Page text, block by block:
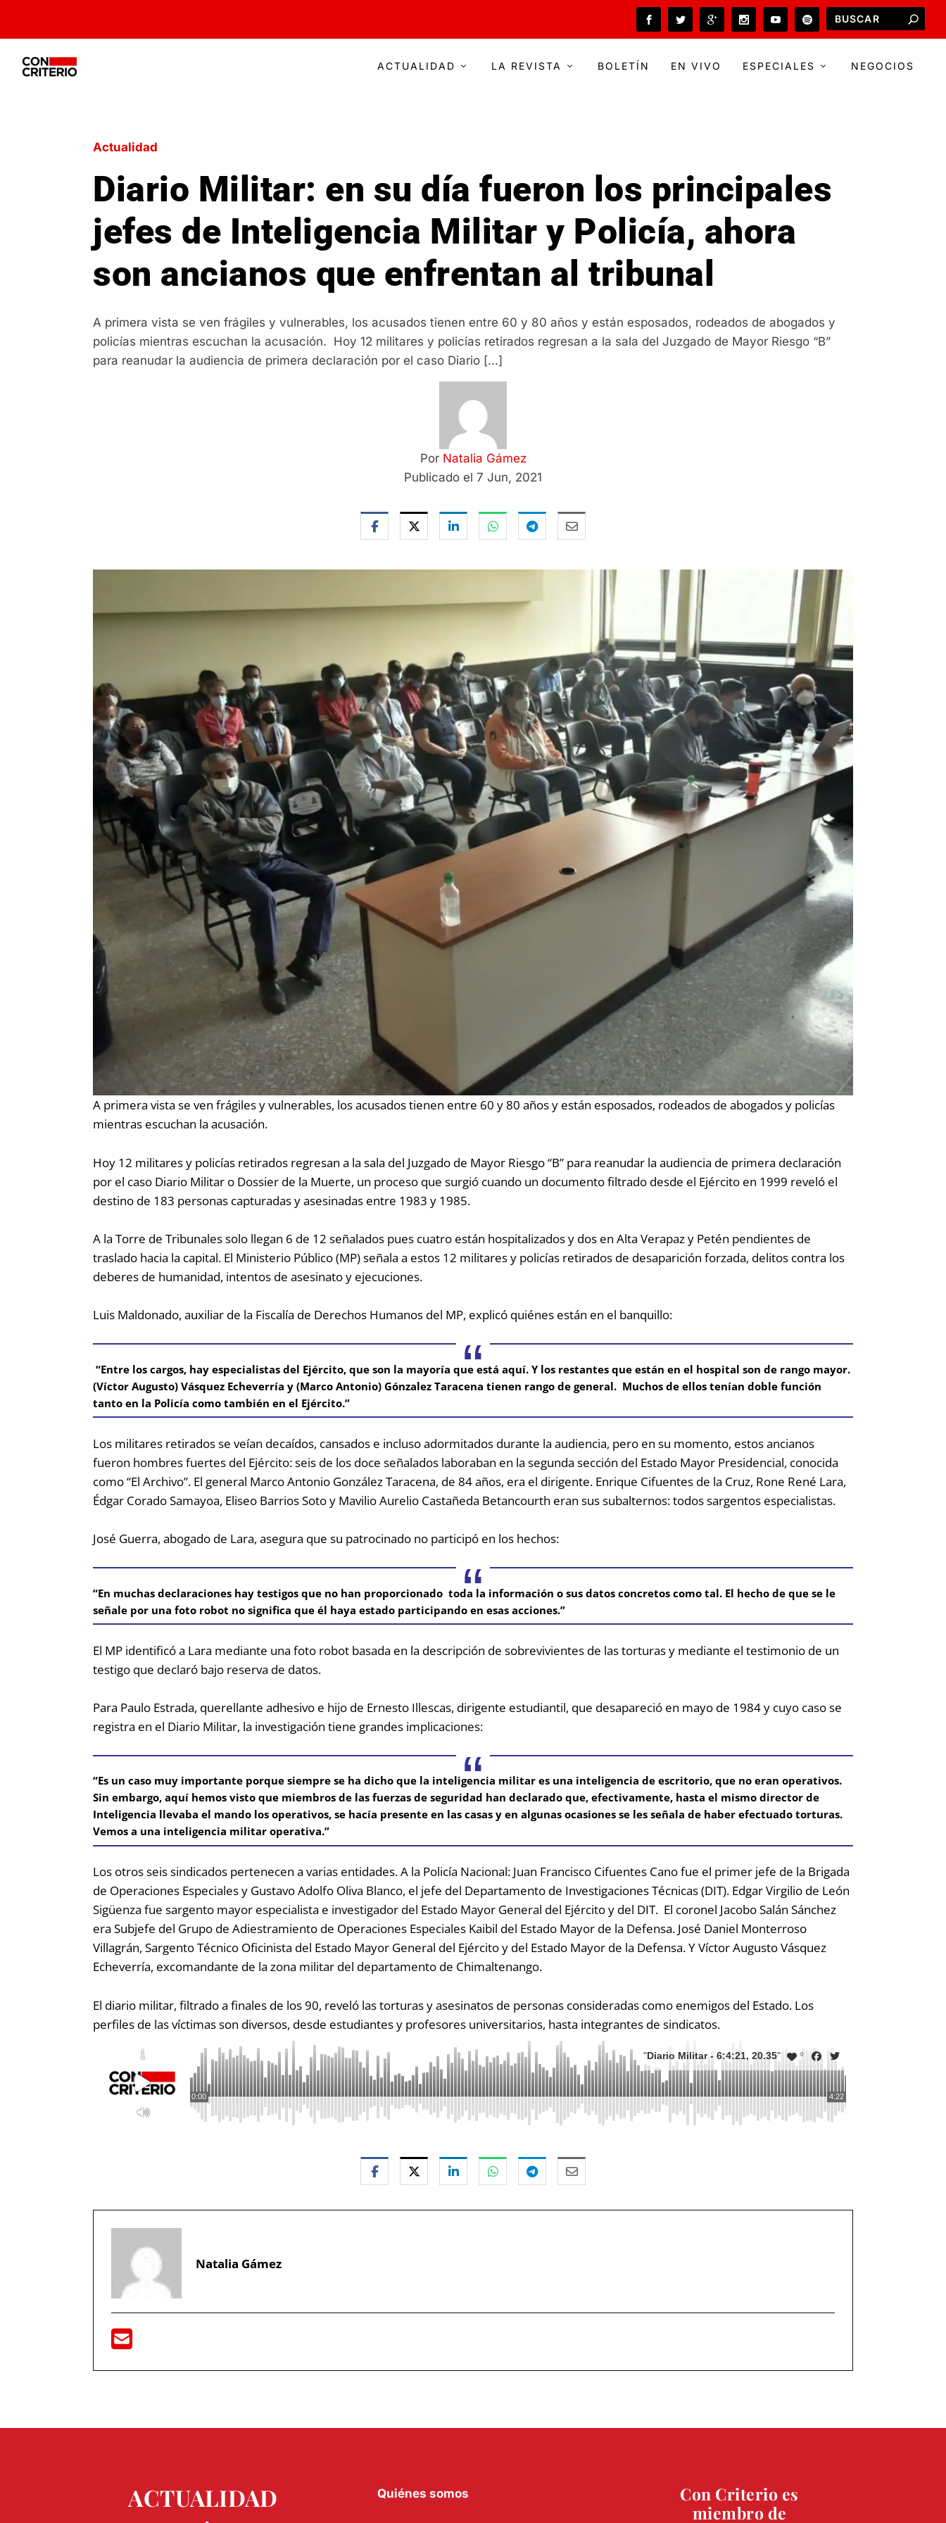
ACTUALIDAD LA REVISTA BOLETÍN EN VIVO ESPECIALES NEGOCIOS
Actualidad
Diario Militar: en su día fueron los principales
jefes de Inteligencia Militar y Policía, ahora
son ancianos que enfrentan al tribunal
A primera vista se ven frágiles y vulnerables, los acusados tienen entre 60 y 80 años y están esposados, rodeados de abogados y
policías mientras escuchan la acusación. Hoy 12 militares y policías retirados regresan a la sala del Juzgado de Mayor Riesgo “B”
para reanudar la audiencia de primera declaración por el caso Diario […]
Por Natalia Gámez
Publicado el 7 Jun, 2021
A primera vista se ven frágiles y vulnerables, los acusados tienen entre 60 y 80 años y están esposados, rodeados de abogados y policías
mientras escuchan la acusación.
Hoy 12 militares y policías retirados regresan a la sala del Juzgado de Mayor Riesgo “B” para reanudar la audiencia de primera declaración
por el caso Diario Militar o Dossier de la Muerte, un proceso que surgió cuando un documento filtrado desde el Ejército en 1999 reveló el
destino de 183 personas capturadas y asesinadas entre 1983 y 1985.
A la Torre de Tribunales solo llegan 6 de 12 señalados pues cuatro están hospitalizados y dos en Alta Verapaz y Petén pendientes de
traslado hacia la capital. El Ministerio Público (MP) señala a estos 12 militares y policías retirados de desaparición forzada, delitos contra los
deberes de humanidad, intentos de asesinato y ejecuciones.
Luis Maldonado, auxiliar de la Fiscalía de Derechos Humanos del MP, explicó quiénes están en el banquillo:
“Entre los cargos, hay especialistas del Ejército, que son la mayoría que está aquí. Y los restantes que están en el hospital son de rango mayor.
(Víctor Augusto) Vásquez Echeverría y (Marco Antonio) Gónzalez Taracena tienen rango de general. Muchos de ellos tenían doble función
tanto en la Policía como también en el Ejército.”
Los militares retirados se veían decaídos, cansados e incluso adormitados durante la audiencia, pero en su momento, estos ancianos
fueron hombres fuertes del Ejército: seis de los doce señalados laboraban en la segunda sección del Estado Mayor Presidencial, conocida
como “El Archivo”. El general Marco Antonio González Taracena, de 84 años, era el dirigente. Enrique Cifuentes de la Cruz, Rone René Lara,
Édgar Corado Samayoa, Eliseo Barrios Soto y Mavilio Aurelio Castañeda Betancourth eran sus subalternos: todos sargentos especialistas.
José Guerra, abogado de Lara, asegura que su patrocinado no participó en los hechos:
“En muchas declaraciones hay testigos que no han proporcionado toda la información o sus datos concretos como tal. El hecho de que se le
señale por una foto robot no significa que él haya estado participando en esas acciones.”
El MP identificó a Lara mediante una foto robot basada en la descripción de sobrevivientes de las torturas y mediante el testimonio de un
testigo que declaró bajo reserva de datos.
Para Paulo Estrada, querellante adhesivo e hijo de Ernesto Illescas, dirigente estudiantil, que desapareció en mayo de 1984 y cuyo caso se
registra en el Diario Militar, la investigación tiene grandes implicaciones:
“Es un caso muy importante porque siempre se ha dicho que la inteligencia militar es una inteligencia de escritorio, que no eran operativos.
Sin embargo, aquí hemos visto que miembros de las fuerzas de seguridad han declarado que, efectivamente, hasta el mismo director de
Inteligencia llevaba el mando los operativos, se hacía presente en las casas y en algunas ocasiones se les señala de haber efectuado torturas.
Vemos a una inteligencia militar operativa.”
Los otros seis sindicados pertenecen a varias entidades. A la Policía Nacional: Juan Francisco Cifuentes Cano fue el primer jefe de la Brigada
de Operaciones Especiales y Gustavo Adolfo Oliva Blanco, el jefe del Departamento de Investigaciones Técnicas (DIT). Edgar Virgilio de León
Sigüenza fue sargento mayor especialista e investigador del Estado Mayor General del Ejército y del DIT. El coronel Jacobo Salán Sánchez
era Subjefe del Grupo de Adiestramiento de Operaciones Especiales Kaibil del Estado Mayor de la Defensa. José Daniel Monterroso
Villagrán, Sargento Técnico Oficinista del Estado Mayor General del Ejército y del Estado Mayor de la Defensa. Y Víctor Augusto Vásquez
Echeverría, excomandante de la zona militar del departamento de Chimaltenango.
El diario militar, filtrado a finales de los 90, reveló las torturas y asesinatos de personas consideradas como enemigos del Estado. Los
perfiles de las víctimas son diversos, desde estudiantes y profesores universitarios, hasta integrantes de sindicatos.
0:00 4:22
"Diario Militar - 6:4:21, 20.35" 0
Natalia Gámez
ACTUALIDAD
Quiénes somos
Con Criterio es
miembro de